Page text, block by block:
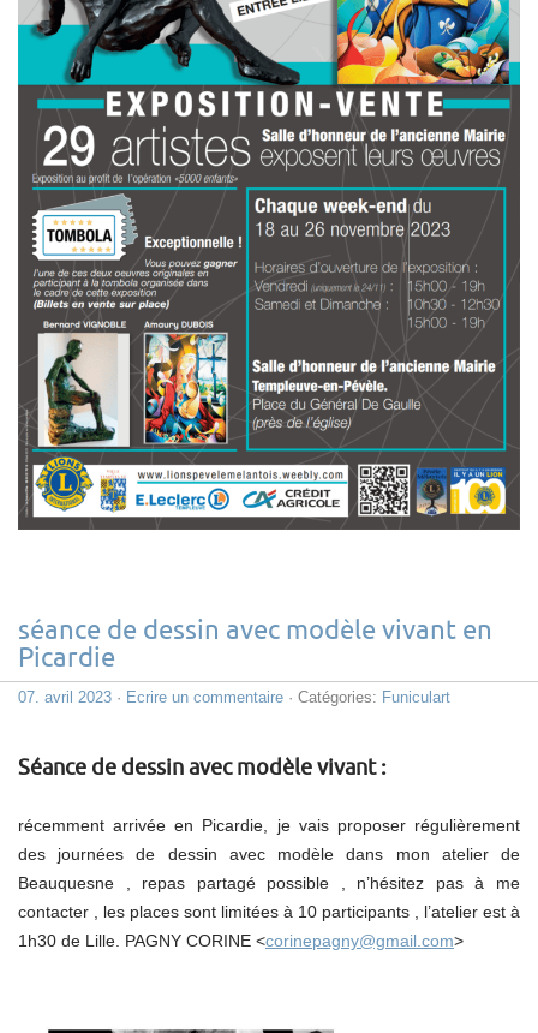
séance de dessin avec modèle vivant en
Picardie
07. avril 2023 · Ecrire un commentaire · Catégories: Funiculart
Séance de dessin avec modèle vivant :
récemment arrivée en Picardie, je vais proposer régulièrement
des journées de dessin avec modèle dans mon atelier de
Beauquesne , repas partagé possible , n’hésitez pas à me
contacter , les places sont limitées à 10 participants , l’atelier est à
1h30 de Lille. PAGNY CORINE <corinepagny@gmail.com>